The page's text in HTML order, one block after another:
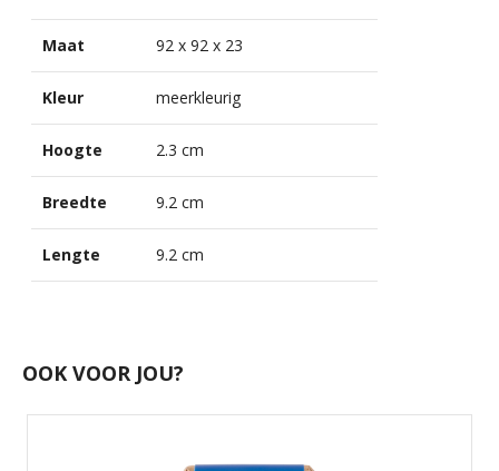
Maat 92 x 92 x 23
Kleur meerkleurig
Hoogte 2.3 cm
Breedte 9.2 cm
Lengte 9.2 cm
OOK VOOR JOU?